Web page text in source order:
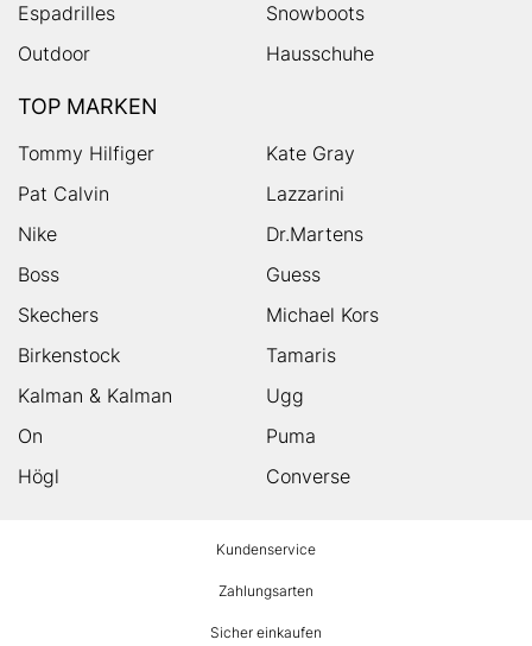
Espadrilles
Snowboots
Outdoor
Hausschuhe
TOP MARKEN
Tommy Hilfiger
Kate Gray
Pat Calvin
Lazzarini
Nike
Dr.Martens
Boss
Guess
Skechers
Michael Kors
Birkenstock
Tamaris
Kalman & Kalman
Ugg
On
Puma
Högl
Converse
Kundenservice
Zahlungsarten
Sicher einkaufen